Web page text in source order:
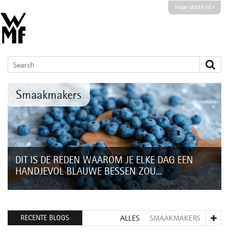
Naar WMF.nl
DIT IS DE REDEN WAAROM JE ELKE DAG EEN
HANDJEVOL BLAUWE BESSEN ZOU...
Dat je voldoende groente en fruit moet eten om de nodige
Smaakmakers
RECENTE BLOGS ALLES SMAAKMAKERS